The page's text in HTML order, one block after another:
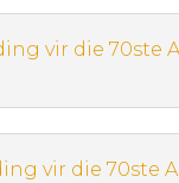
vir die 70ste
vir die 70ste